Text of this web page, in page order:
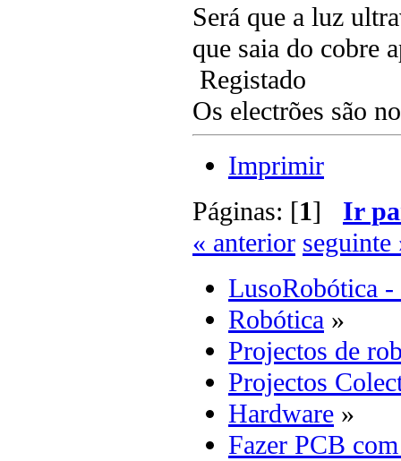
Será que a luz
que saia do cobre
Registado
Os electrões são
Imprimir
Páginas: [1] Ir
« anterior seguinte
LusoRobótica -
Robótica »
Projectos de
Projectos
Hardware »
Fazer PCB